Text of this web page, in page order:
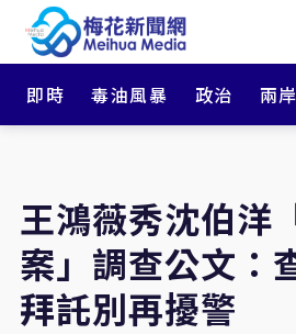
即時 毒油風暴 政治 兩岸
王鴻薇秀沈伯洋
案」調查公文：
拜託別再擾警